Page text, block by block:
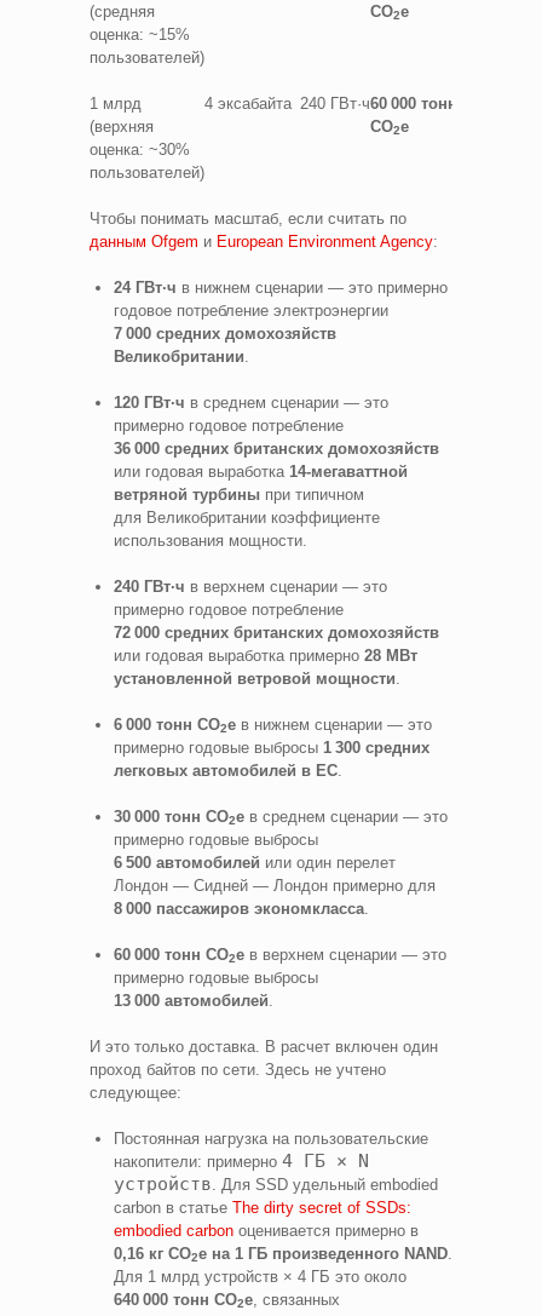
(средняя
оценка: ~15%
пользователей)
CO2e
1 млрд
(верхняя
оценка: ~30%
пользователей)
4 эксабайта 240 ГВт·ч60 000 тонн
CO2e
Чтобы понимать масштаб, если считать по
данным Ofgem и European Environment Agency:
24 ГВт·ч в нижнем сценарии — это примерно
годовое потребление электроэнергии
7 000 средних домохозяйств
Великобритании
120 ГВт·ч в среднем сценарии — это
примерно годовое потребление
36 000 средних британских домохозяйств
или годовая выработка 14-мегаваттной
ветряной турбины при типичном
для Великобритании коэффициенте
использования мощности.
240 ГВт·ч в верхнем сценарии — это
примерно годовое потребление
72 000 средних британских домохозяйств
или годовая выработка примерно 28 МВт
установленной ветровой мощности
6 000 тонн CO2e в нижнем сценарии — это
примерно годовые выбросы 1 300 средних
легковых автомобилей в ЕС
30 000 тонн CO2e в среднем сценарии — это
примерно годовые выбросы
6 500 автомобилей или один перелет
Лондон — Сидней — Лондон примерно для
8 000 пассажиров экономкласса
60 000 тонн CO2e в верхнем сценарии — это
примерно годовые выбросы
13 000 автомобилей
И это только доставка. В расчет включен один
проход байтов по сети. Здесь не учтено
следующее:
Постоянная нагрузка на пользовательские
накопители: примерно 4 ГБ × N
устройств . Для SSD удельный embodied
carbon в статье The dirty secret of SSDs:
embodied carbon оценивается примерно в
0,16 кг CO2e на 1 ГБ произведенного NAND
Для 1 млрд устройств × 4 ГБ это около
640 000 тонн CO2e , связанных